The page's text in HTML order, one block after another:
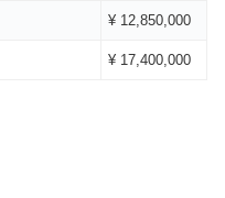
¥ 12,850,000
¥ 17,400,000